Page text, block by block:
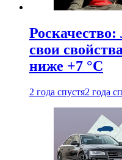
свои
ниже +7 °C
2 года спустя2 года